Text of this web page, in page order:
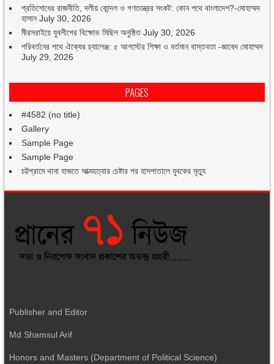
প্রতিশোধের রাজনীতি, দলীয় কোন্দল ও গণতন্ত্রের সংকট: কোন পথে বাংলাদেশ?-মোহাম্মদ
হাসান July 30, 2026
মীরসরাইয়ে যুবলীগের বিক্ষোভ মিছিল অনুষ্ঠিত July 30, 2026
পরিবর্তনের পথে ঐক্যের চ্যালেঞ্জ: ৫ আগস্টের শিক্ষা ও বর্তমান বাস্তবতা -জাবেদ মোহাম্মদ
July 29, 2026
PAGES
#4582 (no title)
Gallery
Sample Page
Sample Page
চট্টগ্রামে থানা হাজতে আত্মহত্যার চেষ্টার পর হাসপাতালে যুবকের মৃত্যু
Publisher and Editor
Md Shamsul Arif
Honors and Masters (Department of Political Science)